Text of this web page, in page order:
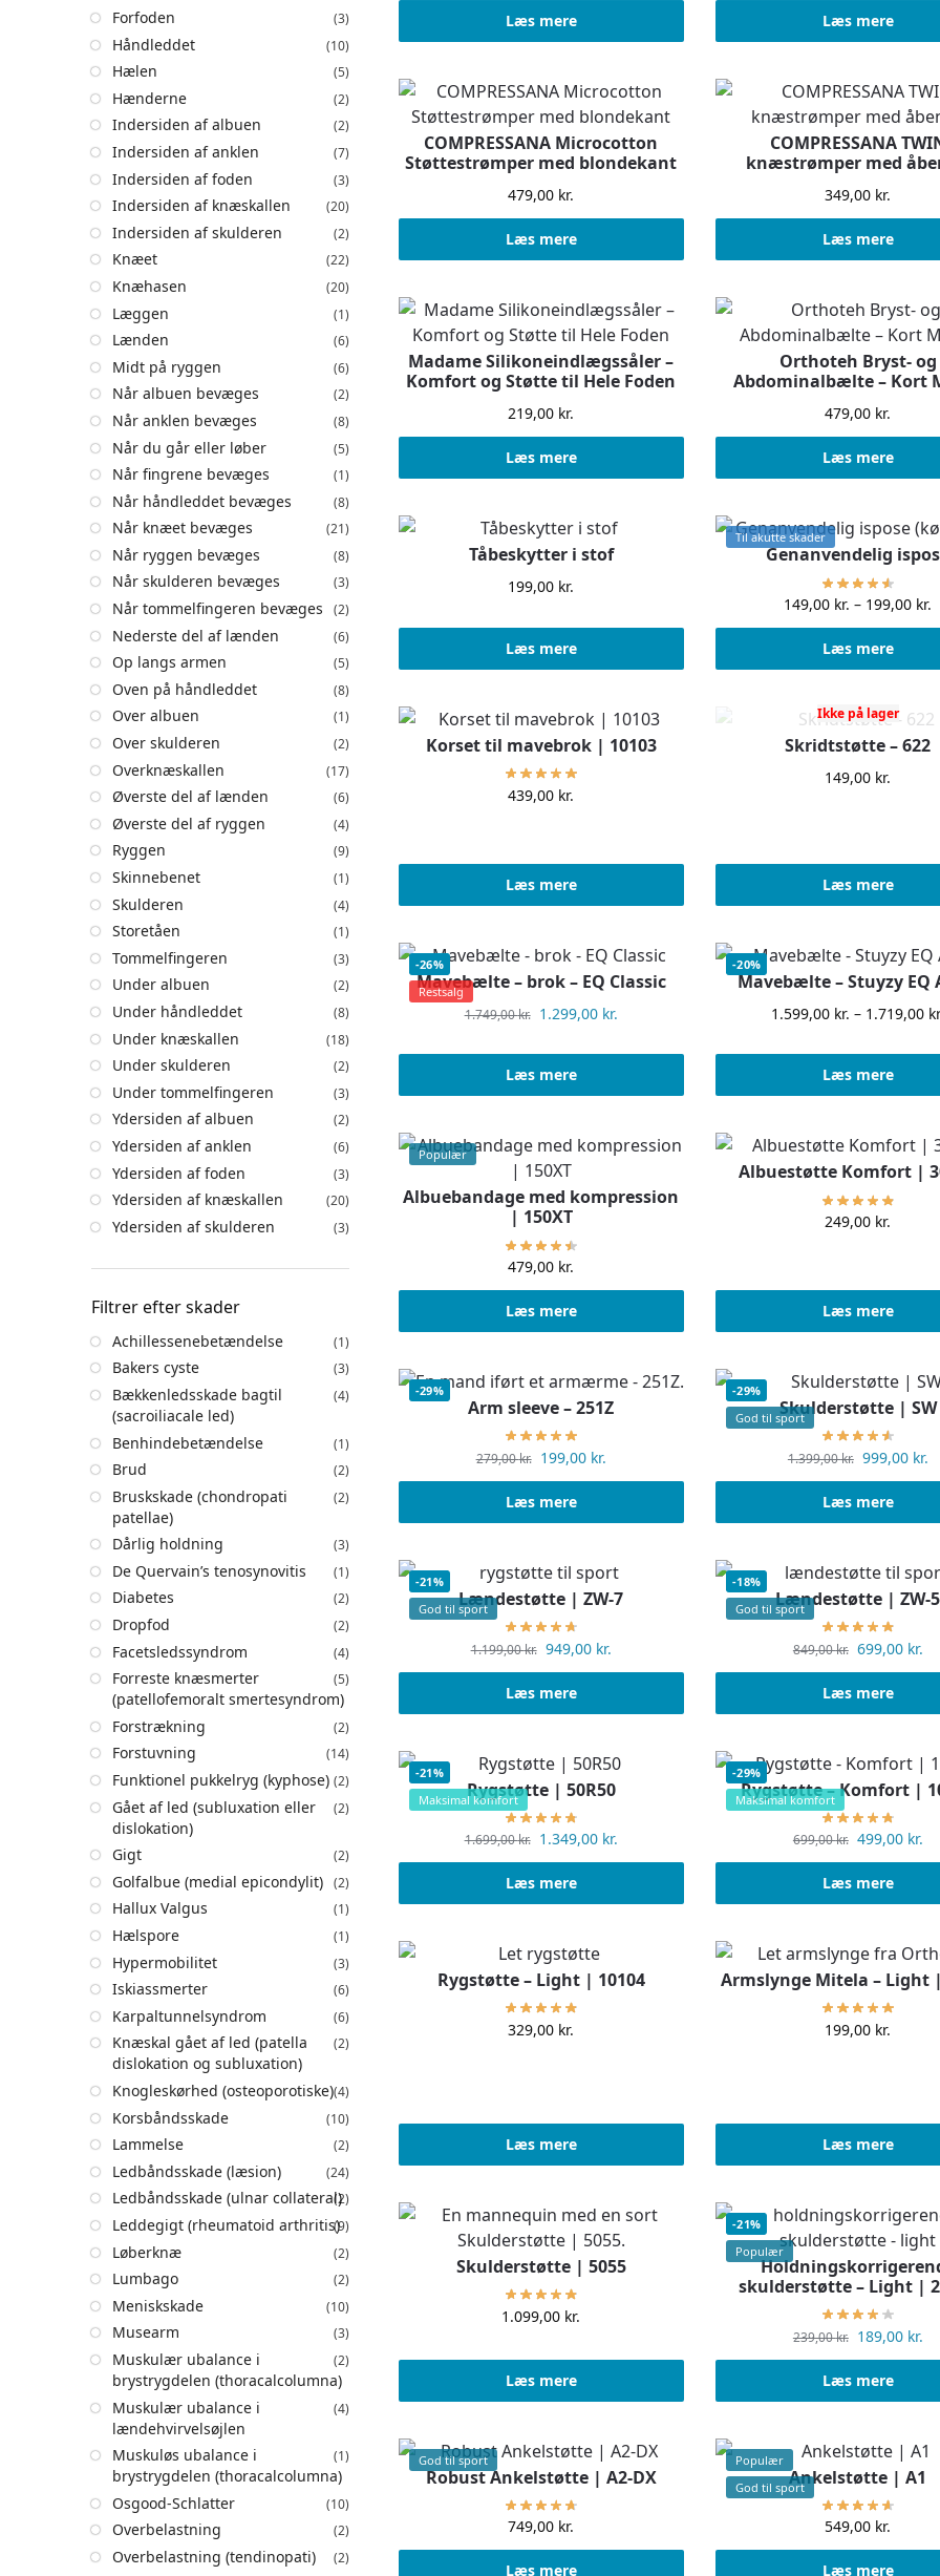
Læs mere Læs mere
COMPRESSANA Microcotton
Støttestrømper med blondekant
479,00 kr.
Læs mere
COMPRESSANA
knæstrømper med
349,00 kr.
Læs mere
Madame Silikoneindlægssåler –
Komfort og Støtte til Hele Foden
219,00 kr.
Læs mere
Orthoteh Bryst- og
Abdominalbælte – Kort
479,00 kr.
Læs mere
Tåbeskytter i stof
199,00 kr.
Læs mere
Til akutte skader
Genanvendelig
149,00 kr. – 199,00 kr.
Læs mere
Korset til mavebrok | 10103
439,00 kr.
Læs mere
Ikke på lager
Skridtstøtte – 622
149,00 kr.
Læs mere
-26%
Restsalg
Mavebælte – brok – EQ Classic
1.749,00kr. 1.299,00 kr.
Læs mere
-20%
Mavebælte – Stuyzy EQ
1.599,00 kr. – 1.719,00
Læs mere
Populær
Albuebandage med kompression
| 150XT
479,00 kr.
Læs mere
Albuestøtte Komfort |
249,00 kr.
Læs mere
-29%
Arm sleeve – 251Z
279,00kr. 199,00 kr.
Læs mere
-29%
God til sportSkulderstøtte | SW
1.399,00kr. 999,00 kr.
Læs mere
-21%
God til sportLændestøtte | ZW-7
1.199,00kr. 949,00 kr.
Læs mere
-18%
God til sportLændestøtte | ZW-5
849,00kr. 699,00 kr.
Læs mere
-21%
Maksimal komfort
Rygstøtte | 50R50
1.699,00kr. 1.349,00 kr.
Læs mere
-29%
Maksimal komfort
Rygstøtte – Komfort |
699,00kr. 499,00 kr.
Læs mere
Rygstøtte – Light | 10104
329,00 kr.
Læs mere
Armslynge Mitela – Light
199,00 kr.
Læs mere
Skulderstøtte | 5055
1.099,00 kr.
Læs mere
-21%
Populær
skulderstøtte – Light |
239,00kr. 189,00 kr.
Læs mere
God til sport
Robust Ankelstøtte | A2-DX
749,00 kr.
Læs mere
Populær
God til sportAnkelstøtte | A1
549,00 kr.
Læs mere
Forfoden (3)
Håndleddet (10)
Hælen (5)
Hænderne (2)
Indersiden af albuen (2)
Indersiden af anklen (7)
Indersiden af foden (3)
Indersiden af knæskallen (20)
Indersiden af skulderen (2)
Knæet (22)
Knæhasen (20)
Læggen (1)
Lænden (6)
Midt på ryggen (6)
Når albuen bevæges (2)
Når anklen bevæges (8)
Når du går eller løber (5)
Når fingrene bevæges (1)
Når håndleddet bevæges (8)
Når knæet bevæges (21)
Når ryggen bevæges (8)
Når skulderen bevæges (3)
Når tommelfingeren bevæges (2)
Nederste del af lænden (6)
Op langs armen (5)
Oven på håndleddet (8)
Over albuen (1)
Over skulderen (2)
Overknæskallen (17)
Øverste del af lænden (6)
Øverste del af ryggen (4)
Ryggen (9)
Skinnebenet (1)
Skulderen (4)
Storetåen (1)
Tommelfingeren (3)
Under albuen (2)
Under håndleddet (8)
Under knæskallen (18)
Under skulderen (2)
Under tommelfingeren (3)
Ydersiden af albuen (2)
Ydersiden af anklen (6)
Ydersiden af foden (3)
Ydersiden af knæskallen (20)
Ydersiden af skulderen (3)
Filtrer efter skader
Achillessenebetændelse (1)
Bakers cyste (3)
Bækkenledsskade bagtil
(sacroiliacale led)
(4)
Benhindebetændelse (1)
Brud (2)
Bruskskade (chondropati
patellae)
(2)
Dårlig holdning (3)
De Quervain’s tenosynovitis (1)
Diabetes (2)
Dropfod (2)
Facetsledssyndrom (4)
Forreste knæsmerter
(patellofemoralt smertesyndrom)
(5)
Forstrækning (2)
Forstuvning (14)
Funktionel pukkelryg (kyphose) (2)
Gået af led (subluxation eller
dislokation)
(2)
Gigt (2)
Golfalbue (medial epicondylit) (2)
Hallux Valgus (1)
Hælspore (1)
Hypermobilitet (3)
Iskiassmerter (6)
Karpaltunnelsyndrom (6)
Knæskal gået af led (patella
dislokation og subluxation)
(2)
Knogleskørhed (osteoporotiske)(4)
Korsbåndsskade (10)
Lammelse (2)
Ledbåndsskade (læsion) (24)
Ledbåndsskade (ulnar collateral)(2)
Leddegigt (rheumatoid arthritis)(9)
Løberknæ (2)
Lumbago (2)
Meniskskade (10)
Musearm (3)
Muskulær ubalance i
brystrygdelen (thoracalcolumna)
(2)
Muskulær ubalance i
lændehvirvelsøjlen
(4)
Muskuløs ubalance i
brystrygdelen (thoracalcolumna)
(1)
Osgood-Schlatter (10)
Overbelastning (2)
Overbelastning (tendinopati) (2)